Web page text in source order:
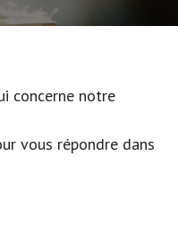
concerne notre
vous répondre dans